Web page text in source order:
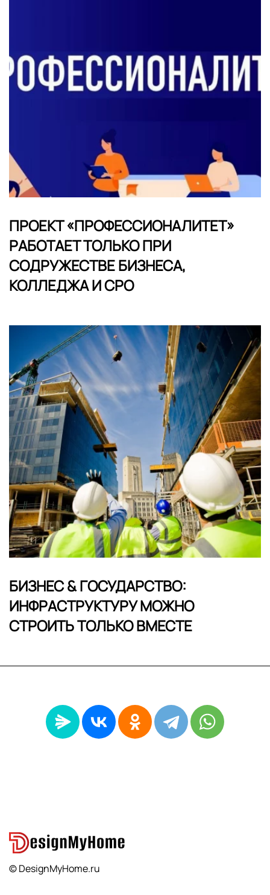
ПРОЕКТ «ПРОФЕССИОНАЛИТЕТ»
РАБОТАЕТ ТОЛЬКО ПРИ
СОДРУЖЕСТВЕ БИЗНЕСА,
КОЛЛЕДЖА И СРО
БИЗНЕС & ГОСУДАРСТВО:
ИНФРАСТРУКТУРУ МОЖНО
СТРОИТЬ ТОЛЬКО ВМЕСТЕ
© DesignMyHome.ru